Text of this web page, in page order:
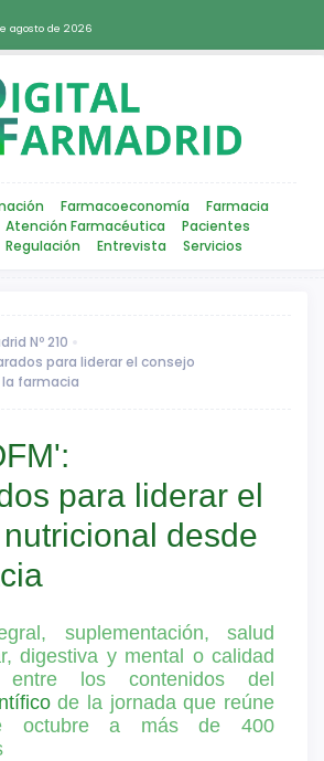
agosto de 2026
Farmacoeconomía
Farmacia
Atención Farmacéutica
Pacientes
Regulación Entrevista Servicios
Nº 210
para liderar el consejo
farmacia
para liderar el
desde
suplementación, salud
digestiva y mental o calidad
los contenidos del
de la jornada que reúne
octubre a más de 400